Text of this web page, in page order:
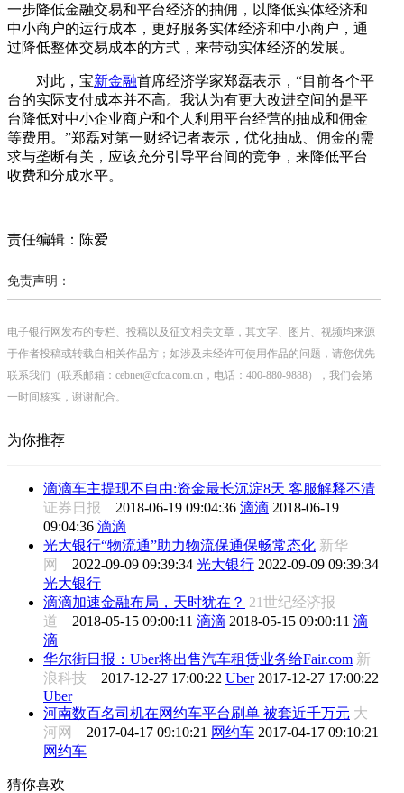
一步降低金融交易和平台经济的抽佣，以降低实体经济和
中小商户的运行成本，更好服务实体经济和中小商户，通
过降低整体交易成本的方式，来带动实体经济的发展。
对此，宝新金融首席经济学家郑磊表示，“目前各个平
台的实际支付成本并不高。我认为有更大改进空间的是平
台降低对中小企业商户和个人利用平台经营的抽成和佣金
等费用。”郑磊对第一财经记者表示，优化抽成、佣金的需
求与垄断有关，应该充分引导平台间的竞争，来降低平台
收费和分成水平。
责任编辑：陈爱
免责声明：
电子银行网发布的专栏、投稿以及征文相关文章，其文字、图片、视频均来源
于作者投稿或转载自相关作品方；如涉及未经许可使用作品的问题，请您优先
联系我们（联系邮箱：cebnet@cfca.com.cn，电话：400-880-9888），我们会第
一时间核实，谢谢配合。
为你推荐
滴滴车主提现不自由:资金最长沉淀8天 客服解释不清
证券日报 2018-06-19 09:04:36 滴滴 2018-06-19
09:04:36 滴滴
光大银行“物流通”助力物流保通保畅常态化 新华
网 2022-09-09 09:39:34 光大银行 2022-09-09 09:39:34
光大银行
滴滴加速金融布局，天时犹在？ 21世纪经济报
道 2018-05-15 09:00:11 滴滴 2018-05-15 09:00:11 滴
滴
华尔街日报：Uber将出售汽车租赁业务给Fair.com 新
浪科技 2017-12-27 17:00:22 Uber 2017-12-27 17:00:22
Uber
河南数百名司机在网约车平台刷单 被套近千万元 大
河网 2017-04-17 09:10:21 网约车 2017-04-17 09:10:21
网约车
猜你喜欢